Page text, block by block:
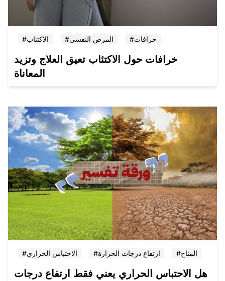
#الاكتئاب #المرض النفسي #خرافات
خرافات حول الاكتئاب تعيق العلاج وتزيد
المعاناة
#الاحتباس الحراري #ارتفاع درجات الحرارة #المناخ
هل الاحتباس الحراري يعني فقط ارتفاع درجات